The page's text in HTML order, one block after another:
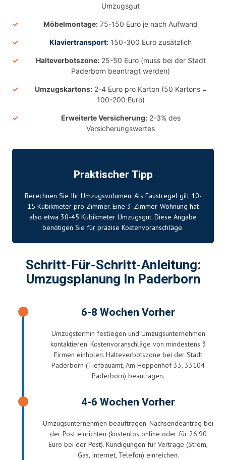
Umzugsgut
Möbelmontage: 75-150 Euro je nach Aufwand
Klaviertransport: 150-300 Euro zusätzlich
Halteverbotszone:25-50 Euro (muss bei der Stadt
Paderborn beantragt werden)
Umzugskartons:2-4 Euro pro Karton (50 Kartons =
100-200 Euro)
Erweiterte Versicherung:2-3% des
Versicherungswertes
Praktischer Tipp
Berechnen Sie Ihr Umzugsvolumen: Als Faustregel gilt 10-
15 Kubikmeter pro Zimmer. Eine 3-Zimmer-Wohnung hat
also etwa 30-45 Kubikmeter Umzugsgut. Diese Angabe
benötigen Sie für präzise Kostenvoranschläge.
Schritt-Für-Schritt-Anleitung:
Umzugsplanung In Paderborn
6-8 Wochen Vorher
Umzugstermin festlegen und Umzugsunternehmen
kontaktieren. Kostenvoranschläge von mindestens 3
Firmen einholen. Halteverbotszone bei der Stadt
Paderborn (Tiefbauamt, Am Hoppenhof 33, 33104
Paderborn) beantragen.
4-6 Wochen Vorher
Umzugsunternehmen beauftragen. Nachsendeantrag bei
der Post einrichten (kostenlos online oder für 26,90
Euro bei der Post). Kündigungen für Verträge (Strom,
Gas, Internet, Telefon) einreichen.